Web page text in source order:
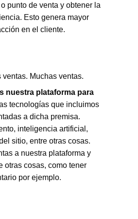
punto de venta y obtener la
Esto genera mayor
en el cliente.
ventas. Muchas ventas.
nuestra plataforma para
tecnologías que incluimos
a dicha premisa.
inteligencia artificial,
sitio, entre otras cosas.
a nuestra plataforma y
otras cosas, como tener
por ejemplo.